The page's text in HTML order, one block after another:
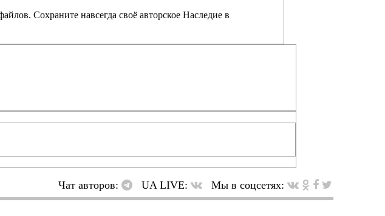
Сохраните навсегда своё авторское Наследие в
Чат авторов: UA LIVE: Мы в соцсетях: